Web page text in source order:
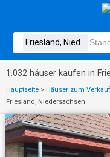
1.032 häuser kaufen in
Hauptseite > Häuser zum
Friesland, Niedersachsen